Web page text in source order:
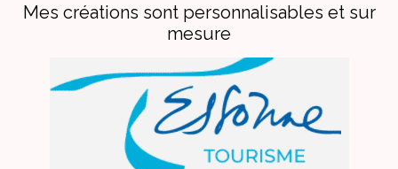
Mes créations sont personnalisables et sur
mesure